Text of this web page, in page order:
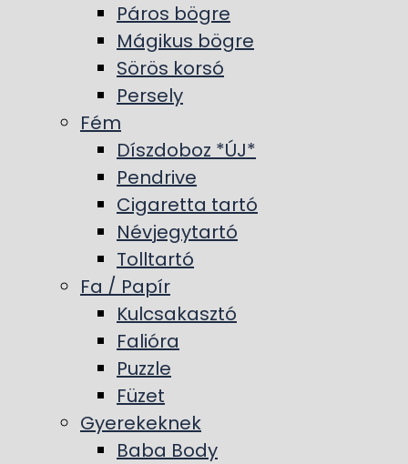
Páros bögre
Mágikus bögre
Sörös korsó
Persely
Fém
Díszdoboz *ÚJ*
Pendrive
Cigaretta tartó
Névjegytartó
Tolltartó
Fa / Papír
Kulcsakasztó
Falióra
Puzzle
Füzet
Gyerekeknek
Baba Body